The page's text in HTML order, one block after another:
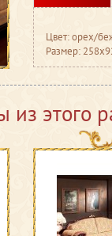
Цвет: орех/
Размер:
из этого